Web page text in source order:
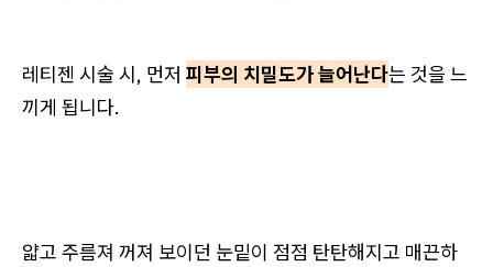
레티젠 시술 시, 먼저 피부의 치밀도가 늘어난다는 것을 느
끼게 됩니다.
얇고 주름져 꺼져 보이던 눈밑이 점점 탄탄해지고 매끈하